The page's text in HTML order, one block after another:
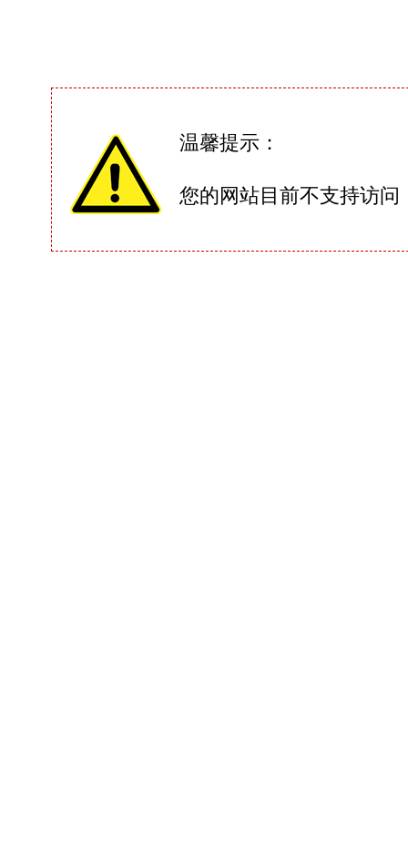
温馨提示：
您的网站目前不支持访